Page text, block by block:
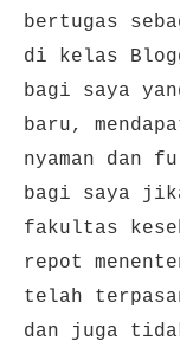
bertugas
di kelas
bagi saya
baru,
nyaman dan
bagi saya
fakultas
repot
telah
dan juga